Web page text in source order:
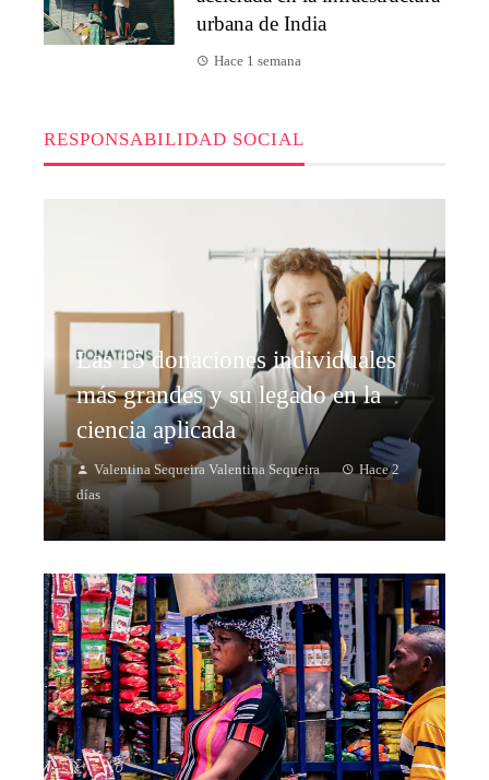
urbana de India
Hace 1 semana
RESPONSABILIDAD SOCIAL
Las 15 donaciones individuales
más grandes y su legado en la
ciencia aplicada
Valentina Sequeira Valentina Sequeira
Hace 2
días